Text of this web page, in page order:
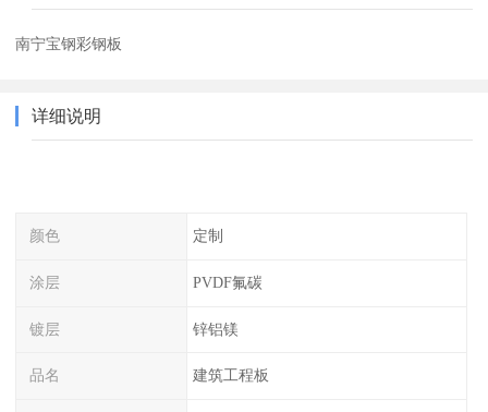
南宁宝钢彩钢板
详细说明
颜色 定制
涂层 PVDF氟碳
镀层 锌铝镁
品名 建筑工程板